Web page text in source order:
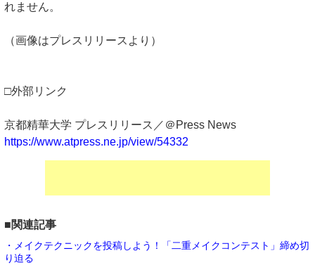
れません。
（画像はプレスリリースより）
□外部リンク
京都精華大学 プレスリリース／＠Press News
https://www.atpress.ne.jp/view/54332
■関連記事
・メイクテクニックを投稿しよう！「二重メイクコンテスト」締め切
り迫る